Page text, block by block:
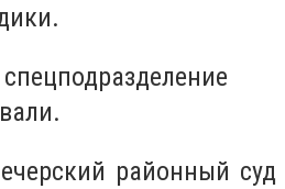
районный суд